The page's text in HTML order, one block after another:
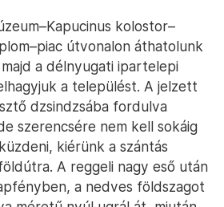
kolostor–
útvonalon áthatolunk
a délnyugati ipartelepi
a települést. A jelzett
dzsindzsába fordulva
szerencsére nem kell sokáig
kiérünk a szántás
A reggeli nagy eső után
a nedves földszagot